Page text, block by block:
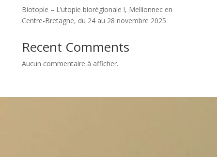
Biotopie – L’utopie biorégionale !, Mellionnec en
Centre-Bretagne, du 24 au 28 novembre 2025
Recent Comments
Aucun commentaire à afficher.